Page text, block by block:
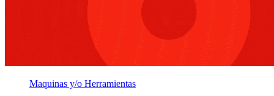
Maquinas y/o Herramientas